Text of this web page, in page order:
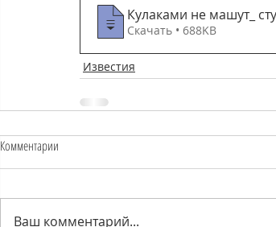
Кулаками не машут_
Скачать • 688KB
Известия
Комментарии
Ваш комментарий...